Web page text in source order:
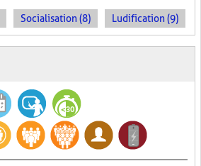
Socialisation (8) Ludification (9)